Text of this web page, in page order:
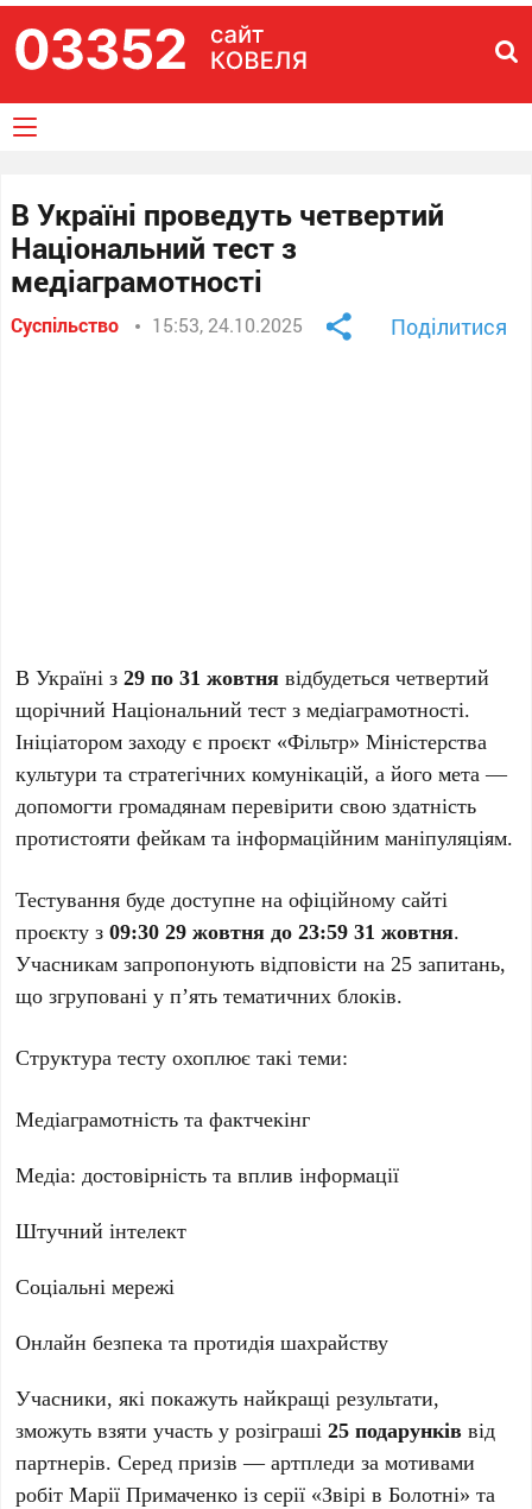
В Україні проведуть четвертий
Національний тест з
медіаграмотності
Суспільство 15:53, 24.10.2025 Поділитися
В Україні з29 по 31 жовтня відбудеться четвертий
щорічний Національний тест з медіаграмотності.
Ініціатором заходу є проєкт «Фільтр» Міністерства
культури та стратегічних комунікацій, а його мета —
допомогти громадянам перевірити свою здатність
протистояти фейкам та інформаційним маніпуляціям.
Тестування буде доступне на офіційному сайті
проєкту з09:30 29 жовтня до 23:59 31 жовтня.
Учасникам запропонують відповісти на 25 запитань,
що згруповані у п’ять тематичних блоків.
Структура тесту охоплює такі теми:
Медіаграмотність та фактчекінг
Медіа: достовірність та вплив інформації
Штучний інтелект
Соціальні мережі
Онлайн безпека та протидія шахрайству
Учасники, які покажуть найкращі результати,
зможуть взяти участь у розіграші25 подарунків від
партнерів. Серед призів — артпледи за мотивами
робіт Марії Примаченко із серії «Звірі в Болотні» та